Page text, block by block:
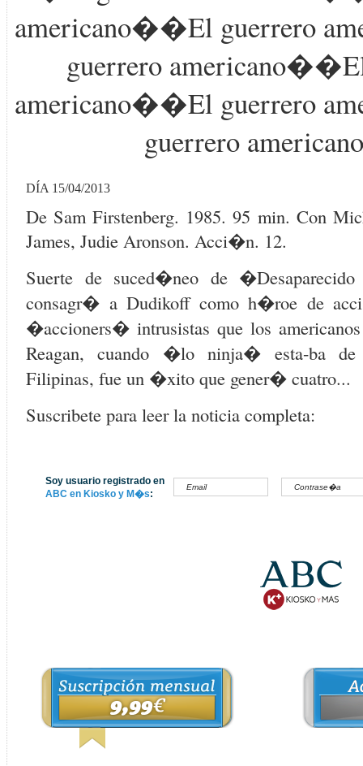
americano��El guerrero
guerrero
americano��El guerrero
guerrero
DÍA 15/04/2013
De Sam Firstenberg. 1985. 95 min. Con
James, Judie Aronson. Acci�n. 12.
Suerte de suced�neo de
consagr� a Dudikoff como h�roe de
�accioners� intrusistas que los
Reagan, cuando �lo ninja� esta-ba de
Filipinas, fue un �xito que gener� cuatro...
Suscribete para leer la noticia completa:
Soy usuario registrado en
ABC en Kiosko y M�s: